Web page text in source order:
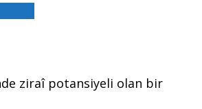
ziraî potansiyeli olan bir